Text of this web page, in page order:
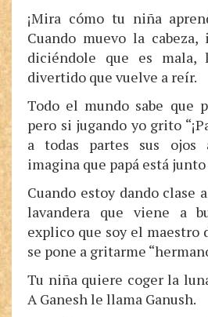
¡Mira cómo tu niña
Cuando muevo la
diciéndole que es mala,
divertido que vuelve a reír.
Todo el mundo sabe que
pero si jugando yo grito
a todas partes sus ojos
imagina que papá está
Cuando estoy dando clase
lavandera que viene a
explico que soy el maestro
se pone a gritarme
Tu niña quiere coger la
A Ganesh le llama Ganush.